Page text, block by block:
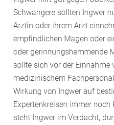
Schwangere sollten Ingwer
Ärztin oder ihrem Arzt
empfindlichen Magen oder
oder gerinnungshemmende
sollte sich vor der Einnahme
medizinischem
Wirkung von Ingwer auf
Expertenkreisen immer
steht Ingwer im Verdacht,